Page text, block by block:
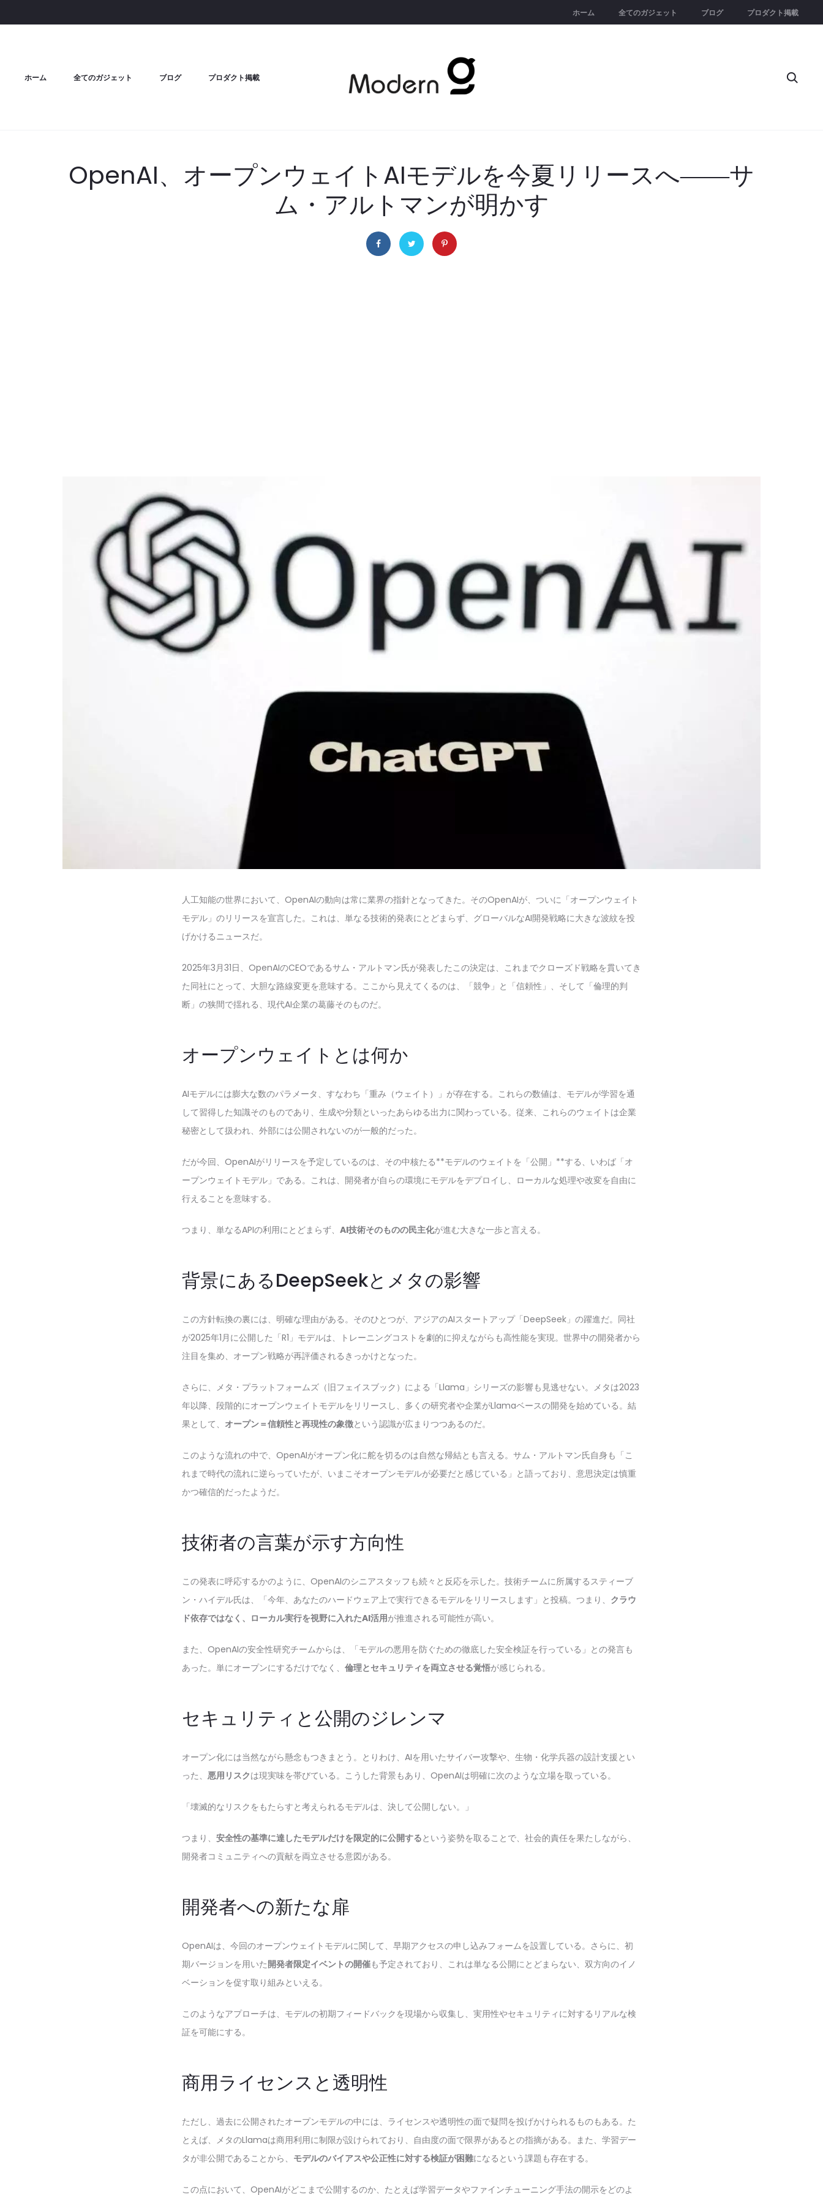
ホーム 全てのガジェット ブログ プロダクト掲載
ホーム 全てのガジェット ブログ プロダクト掲載
OpenAI、オープンウェイトAIモデルを今夏リリースへ――サ
ム・アルトマンが明かす
人工知能の世界において、OpenAIの動向は常に業界の指針となってきた。そのOpenAIが、ついに「オープンウェイト
モデル」のリリースを宣言した。これは、単なる技術的発表にとどまらず、グローバルなAI開発戦略に大きな波紋を投
げかけるニュースだ。
2025年3月31日、OpenAIのCEOであるサム・アルトマン氏が発表したこの決定は、これまでクローズド戦略を貫いてき
た同社にとって、大胆な路線変更を意味する。ここから見えてくるのは、「競争」と「信頼性」、そして「倫理的判
断」の狭間で揺れる、現代AI企業の葛藤そのものだ。
オープンウェイトとは何か
AIモデルには膨大な数のパラメータ、すなわち「重み（ウェイト）」が存在する。これらの数値は、モデルが学習を通
して習得した知識そのものであり、生成や分類といったあらゆる出力に関わっている。従来、これらのウェイトは企業
秘密として扱われ、外部には公開されないのが一般的だった。
だが今回、OpenAIがリリースを予定しているのは、その中核たる**モデルのウェイトを「公開」**する、いわば「オ
ープンウェイトモデル」である。これは、開発者が自らの環境にモデルをデプロイし、ローカルな処理や改変を自由に
行えることを意味する。
つまり、単なるAPIの利用にとどまらず、 AI技術そのものの民主化が進む大きな一歩と言える。
背景にあるDeepSeekとメタの影響
この方針転換の裏には、明確な理由がある。そのひとつが、アジアのAIスタートアップ「DeepSeek」の躍進だ。同社
が2025年1月に公開した「R1」モデルは、トレーニングコストを劇的に抑えながらも高性能を実現。世界中の開発者から
注目を集め、オープン戦略が再評価されるきっかけとなった。
さらに、メタ・プラットフォームズ（旧フェイスブック）による「Llama」シリーズの影響も見逃せない。メタは2023
年以降、段階的にオープンウェイトモデルをリリースし、多くの研究者や企業がLlamaベースの開発を始めている。結
果として、 オープン＝信頼性と再現性の象徴という認識が広まりつつあるのだ。
このような流れの中で、OpenAIがオープン化に舵を切るのは自然な帰結とも言える。サム・アルトマン氏自身も「こ
れまで時代の流れに逆らっていたが、いまこそオープンモデルが必要だと感じている」と語っており、意思決定は慎重
かつ確信的だったようだ。
技術者の言葉が示す方向性
この発表に呼応するかのように、OpenAIのシニアスタッフも続々と反応を示した。技術チームに所属するスティーブ
ン・ハイデル氏は、「今年、あなたのハードウェア上で実行できるモデルをリリースします」と投稿。つまり、 クラウ
ド依存ではなく、ローカル実行を視野に入れたAI活用が推進される可能性が高い。
また、OpenAIの安全性研究チームからは、「モデルの悪用を防ぐための徹底した安全検証を行っている」との発言も
あった。単にオープンにするだけでなく、 倫理とセキュリティを両立させる覚悟が感じられる。
セキュリティと公開のジレンマ
オープン化には当然ながら懸念もつきまとう。とりわけ、AIを用いたサイバー攻撃や、生物・化学兵器の設計支援とい
った、 悪用リスクは現実味を帯びている。こうした背景もあり、OpenAIは明確に次のような立場を取っている。
「壊滅的なリスクをもたらすと考えられるモデルは、決して公開しない。」
つまり、 安全性の基準に達したモデルだけを限定的に公開するという姿勢を取ることで、社会的責任を果たしながら、
開発者コミュニティへの貢献を両立させる意図がある。
開発者への新たな扉
OpenAIは、今回のオープンウェイトモデルに関して、早期アクセスの申し込みフォームを設置している。さらに、初
期バージョンを用いた開発者限定イベントの開催も予定されており、これは単なる公開にとどまらない、双方向のイノ
ベーションを促す取り組みといえる。
このようなアプローチは、モデルの初期フィードバックを現場から収集し、実用性やセキュリティに対するリアルな検
証を可能にする。
商用ライセンスと透明性
ただし、過去に公開されたオープンモデルの中には、ライセンスや透明性の面で疑問を投げかけられるものもある。た
とえば、メタのLlamaは商用利用に制限が設けられており、自由度の面で限界があるとの指摘がある。また、学習デー
タが非公開であることから、 モデルのバイアスや公正性に対する検証が困難になるという課題も存在する。
この点において、OpenAIがどこまで公開するのか、たとえば学習データやファインチューニング手法の開示をどのよ